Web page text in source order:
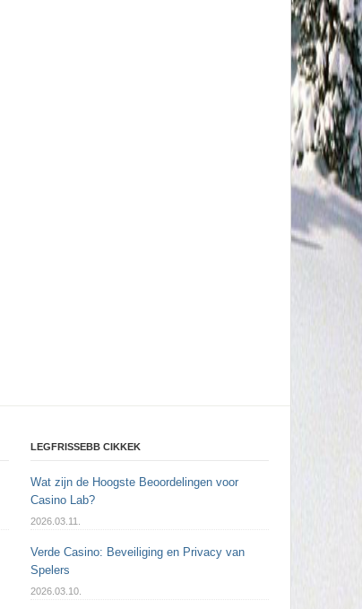
LEGFRISSEBB CIKKEK
Wat zijn de Hoogste Beoordelingen voor
Casino Lab?
2026.03.11.
Verde Casino: Beveiliging en Privacy van
Spelers
2026.03.10.